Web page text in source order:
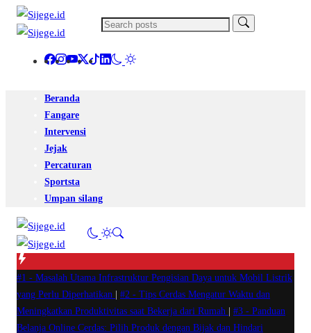
Beranda
Fangare
Intervensi
Jejak
Percaturan
Sportsta
Umpan silang
#1 - Masalah Utama Infrastruktur Pengisian Daya untuk Mobil Listrik
yang Perlu Diperhatikan
#2 - Tips Cerdas Mengatur Waktu dan
Meningkatkan Produktivitas saat Bekerja dari Rumah
#3 - Panduan
Belanja Online Cerdas: Pilih Produk dengan Bijak dan Hindari